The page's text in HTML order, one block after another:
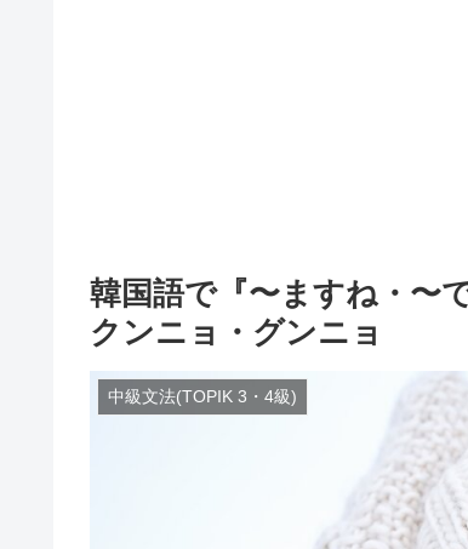
韓国語で『〜ますね・〜
クンニョ・グンニョ
中級文法(TOPIK 3・4級)